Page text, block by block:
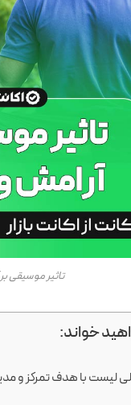
تاثیر موسیقی
خواند:
لیست با هدف تمرکز و